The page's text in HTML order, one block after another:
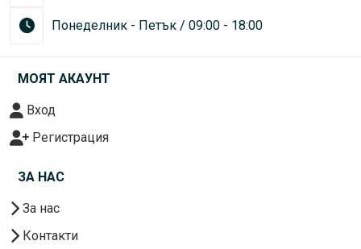
Понеделник - Петък / 09:00 - 18:00
МОЯТ АКАУНТ
Вход
Регистрация
ЗА НАС
За нас
Контакти